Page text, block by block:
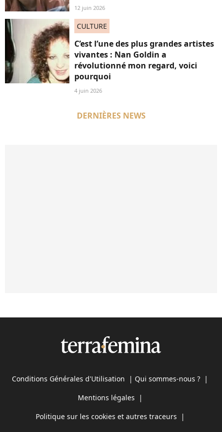
12 juin 2026
CULTURE
C’est l’une des plus grandes artistes
vivantes : Nan Goldin a
révolutionné mon regard, voici
pourquoi
4 juin 2026
DERNIÈRES NEWS
Conditions Générales d'Utilisation | Qui sommes-nous ? |
Mentions légales |
Politique sur les cookies et autres traceurs |